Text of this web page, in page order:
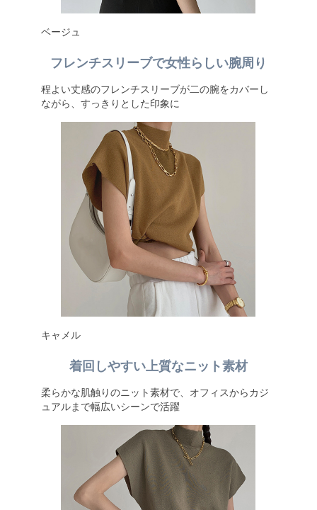
ベージュ
フレンチスリーブで女性らしい腕周り
程よい丈感のフレンチスリーブが二の腕をカバーし
ながら、すっきりとした印象に
キャメル
着回しやすい上質なニット素材
柔らかな肌触りのニット素材で、オフィスからカジ
ュアルまで幅広いシーンで活躍